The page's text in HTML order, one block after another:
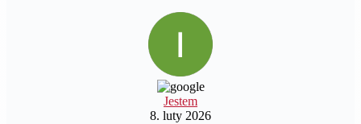
Jestem
8. luty 2026